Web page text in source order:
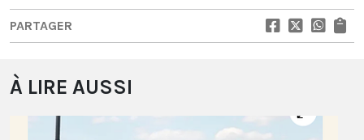
PARTAGER
À LIRE AUSSI